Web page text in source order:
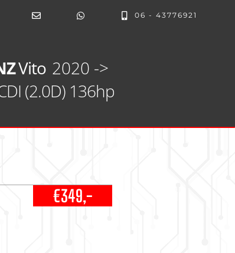
06 - 43776921
Vito 2020 ->
(2.0D) 136hp
€349,-